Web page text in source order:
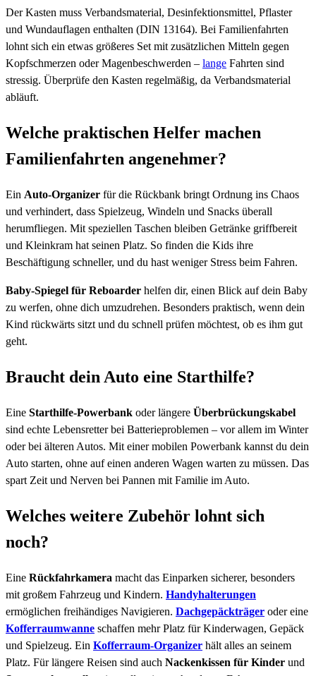
Der Kasten muss Verbandsmaterial, Desinfektionsmittel, Pflaster
und Wundauflagen enthalten (DIN 13164). Bei Familienfahrten
lohnt sich ein etwas größeres Set mit zusätzlichen Mitteln gegen
Kopfschmerzen oder Magenbeschwerden – lange Fahrten sind
stressig. Überprüfe den Kasten regelmäßig, da Verbandsmaterial
abläuft.
Welche praktischen Helfer machen
Familienfahrten angenehmer?
Ein Auto-Organizer für die Rückbank bringt Ordnung ins Chaos
und verhindert, dass Spielzeug, Windeln und Snacks überall
herumfliegen. Mit speziellen Taschen bleiben Getränke griffbereit
und Kleinkram hat seinen Platz. So finden die Kids ihre
Beschäftigung schneller, und du hast weniger Stress beim Fahren.
Baby-Spiegel für Reboarder helfen dir, einen Blick auf dein Baby
zu werfen, ohne dich umzudrehen. Besonders praktisch, wenn dein
Kind rückwärts sitzt und du schnell prüfen möchtest, ob es ihm gut
geht.
Braucht dein Auto eine Starthilfe?
Eine Starthilfe-Powerbank oder längere Überbrückungskabel
sind echte Lebensretter bei Batterieproblemen – vor allem im Winter
oder bei älteren Autos. Mit einer mobilen Powerbank kannst du dein
Auto starten, ohne auf einen anderen Wagen warten zu müssen. Das
spart Zeit und Nerven bei Pannen mit Familie im Auto.
Welches weitere Zubehör lohnt sich
noch?
Eine Rückfahrkamera macht das Einparken sicherer, besonders
mit großem Fahrzeug und Kindern. Handyhalterungen
ermöglichen freihändiges Navigieren. Dachgepäckträger oder eine
Kofferraumwanne schaffen mehr Platz für Kinderwagen, Gepäck
und Spielzeug. Ein Kofferraum-Organizer hält alles an seinem
Platz. Für längere Reisen sind auch Nackenkissen für Kinder und